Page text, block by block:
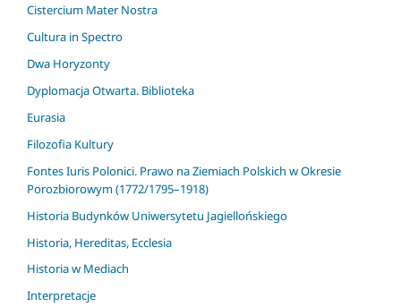
Cistercium Mater Nostra
Cultura in Spectro
Dwa Horyzonty
Dyplomacja Otwarta. Biblioteka
Eurasia
Filozofia Kultury
Fontes Iuris Polonici. Prawo na Ziemiach Polskich w Okresie
Porozbiorowym (1772/1795–1918)
Historia Budynków Uniwersytetu Jagiellońskiego
Historia, Hereditas, Ecclesia
Historia w Mediach
Interpretacje